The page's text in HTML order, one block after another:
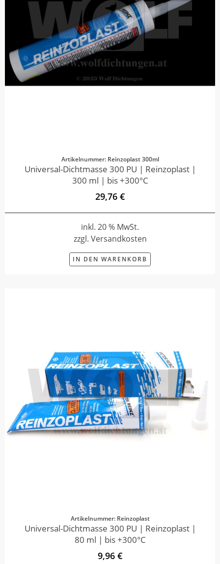
Artikelnummer: Reinzoplast 300ml
Universal-Dichtmasse 300 PU | Reinzoplast |
300 ml | bis +300°C
29,76 €
inkl. 20 % MwSt.
zzgl. Versandkosten
IN DEN WARENKORB
Artikelnummer: Reinzoplast
Universal-Dichtmasse 300 PU | Reinzoplast |
80 ml | bis +300°C
9,96 €